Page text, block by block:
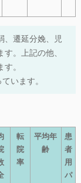
、遷延分娩、児
。上記の他、
。
います。
転
院
率
平均年
齢
患
者
用
パ